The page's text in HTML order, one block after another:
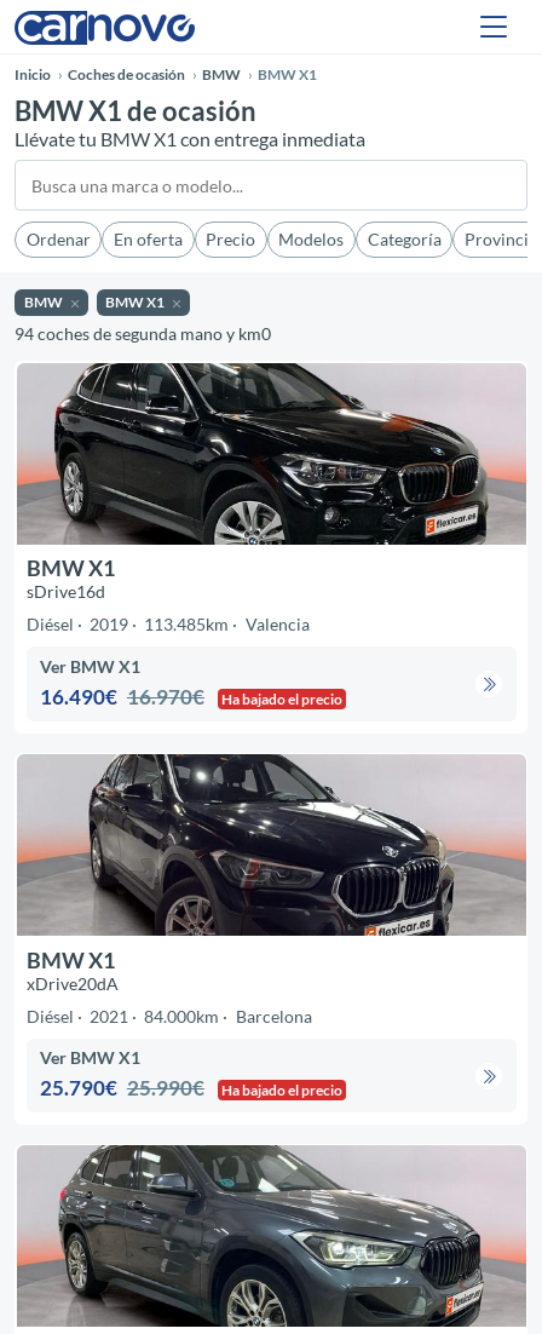
Inicio Coches de ocasión BMW BMW X1
BMW X1 de ocasión
Llévate tu BMW X1 con entrega inmediata
Ordenar En oferta Precio Modelos Categoría Provincia
BMW BMW X1
94 coches de segunda mano y km0
BMW X1
sDrive16d
Diésel
2019 113.485km Valencia
Ver BMW X1
16.490€ 16.970€ Ha bajado el precio
BMW X1
xDrive20dA
Diésel
2021 84.000km Barcelona
Ver BMW X1
25.790€ 25.990€ Ha bajado el precio